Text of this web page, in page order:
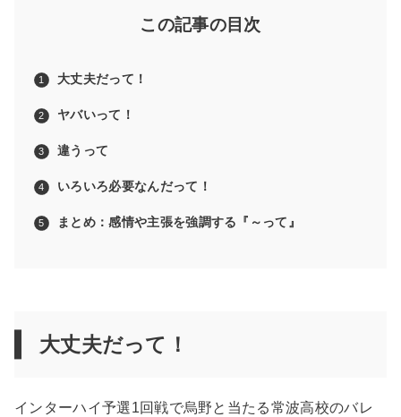
この記事の目次
大丈夫だって！
ヤバいって！
違うって
いろいろ必要なんだって！
まとめ：感情や主張を強調する『～って』
大丈夫だって！
インターハイ予選1回戦で烏野と当たる常波高校のバレ